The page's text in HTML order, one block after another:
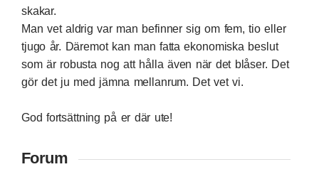
skakar.
Man vet aldrig var man befinner sig om fem, tio eller
tjugo år. Däremot kan man fatta ekonomiska beslut
som är robusta nog att hålla även när det blåser. Det
gör det ju med jämna mellanrum. Det vet vi.
God fortsättning på er där ute!
Forum